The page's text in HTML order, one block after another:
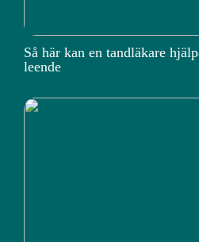
Så här kan en tandläkare
leende